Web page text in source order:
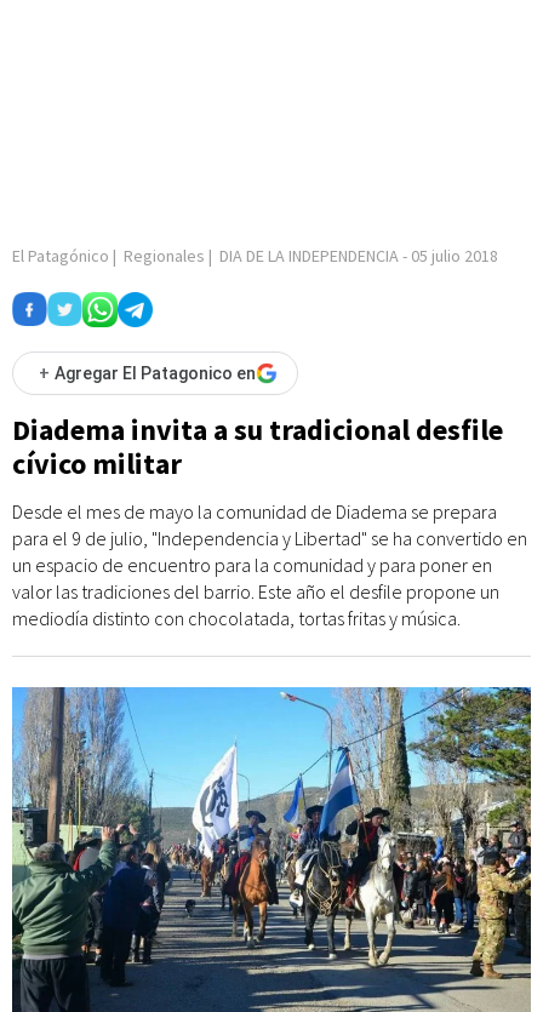
El Patagónico | Regionales | DIA DE LA INDEPENDENCIA- 05 julio 2018
+ Agregar El Patagonico en
Diadema invita a su tradicional desfile
cívico militar
Desde el mes de mayo la comunidad de Diadema se prepara
para el 9 de julio, "Independencia y Libertad" se ha convertido en
un espacio de encuentro para la comunidad y para poner en
valor las tradiciones del barrio. Este año el desfile propone un
mediodía distinto con chocolatada, tortas fritas y música.